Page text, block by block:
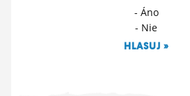
- Áno
- Nie
HLASUJ »